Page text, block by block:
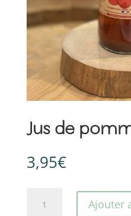
Jus de
3,95€
Ajouter